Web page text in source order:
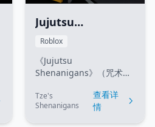
会继续运转，助你稳步打
造自己的美食帝国。
Jujutsu
Shenanigans (咒术
恶作剧)
Roblox
《Jujutsu
Shenanigans》（咒术恶
Shenanigans 开发的超人
气 Roblox 战场对决与格
Tze's
Shenanigans
查看详
情